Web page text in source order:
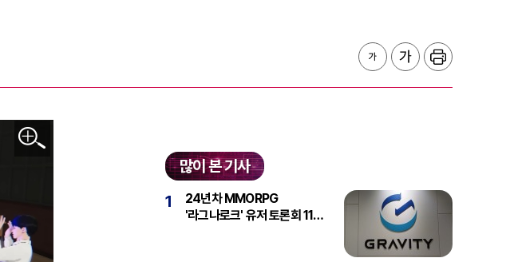
많이 본 기사
1
24년차 MMORPG
'라그나로크' 유저 토론회 11일